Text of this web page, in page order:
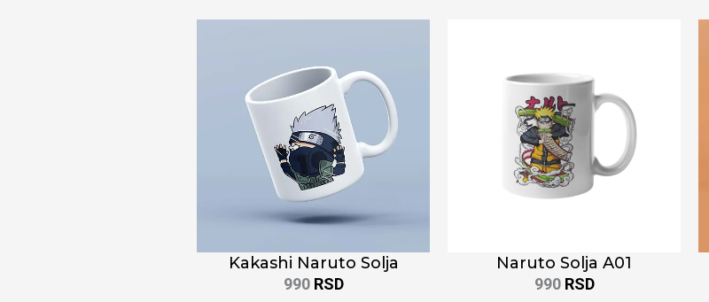
Kakashi Naruto Solja
990 RSD
Naruto Solja A01
990 RSD